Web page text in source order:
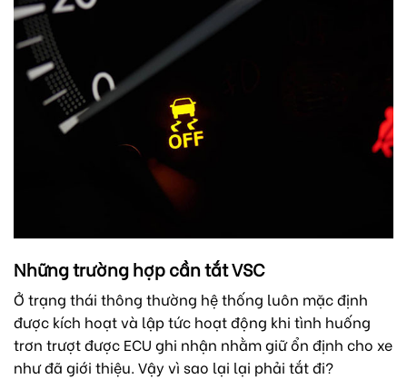
Những trường hợp cần tắt VSC
Ở trạng thái thông thường hệ thống luôn mặc định
được kích hoạt và lập tức hoạt động khi tình huống
trơn trượt được ECU ghi nhận nhằm giữ ổn định cho xe
như đã giới thiệu. Vậy vì sao lại lại phải tắt đi?